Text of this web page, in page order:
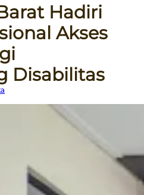
Hadiri
Akses
Disabilitas